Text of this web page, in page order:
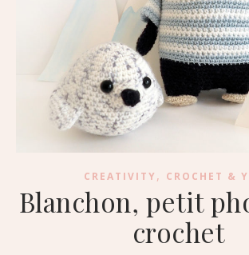
CREATIVITY, CROCHET &
Blanchon, petit
crochet